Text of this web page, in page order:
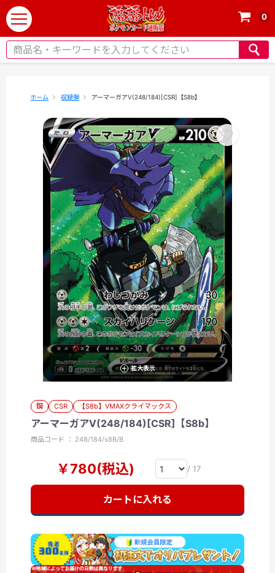
t
o
g
0
ホーム 収録弾 アーマーガアV(248/184)[CSR]【S8b】
拡大表示
鋼 CSR 【S8b】VMAXクライマックス
アーマーガアV(248/184)[CSR]【S8b】
商品コード ： 248/184/s8B/B
￥780(税込) / 17
カートに入れる